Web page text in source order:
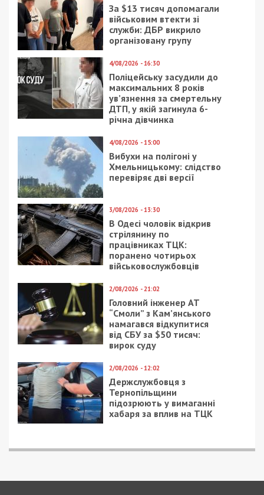
За $13 тисяч допомагали
військовим втекти зі
служби: ДБР викрило
організовану групу
4/08/2026 - 16:30
Поліцейську засудили до
максимальних 8 років
ув’язнення за смертельну
ДТП, у якій загинула 6-
річна дівчинка
4/08/2026 - 15:00
Вибухи на полігоні у
Хмельницькому: слідство
перевіряє дві версії
3/08/2026 - 13:30
В Одесі чоловік відкрив
стрілянину по
працівниках ТЦК:
поранено чотирьох
військовослужбовців
2/08/2026 - 21:02
Головний інженер АТ
“Смоли” з Кам’янського
намагався відкупитися
від СБУ за $50 тисяч:
вирок суду
2/08/2026 - 12:02
Держслужбовця з
Тернопільщини
підозрюють у вимаганні
хабаря за вплив на ТЦК